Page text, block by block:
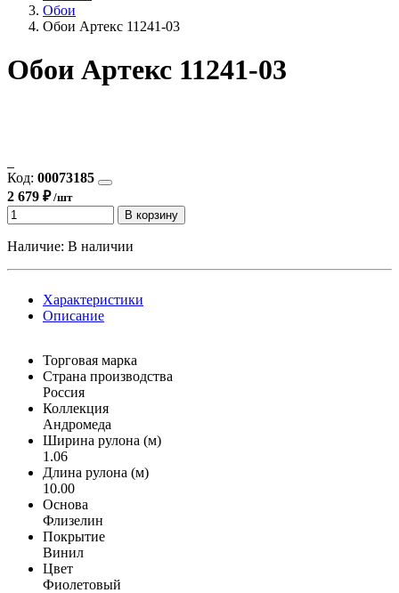
Обои
Обои Артекс 11241-03
Обои Артекс 11241-03
Код: 00073185
2 679 ₽/шт
В корзину
Наличие: В наличии
Характеристики
Описание
Торговая марка
Страна производства
Россия
Коллекция
Андромеда
Ширина рулона (м)
1.06
Длина рулона (м)
10.00
Основа
Флизелин
Покрытие
Винил
Цвет
Фиолетовый